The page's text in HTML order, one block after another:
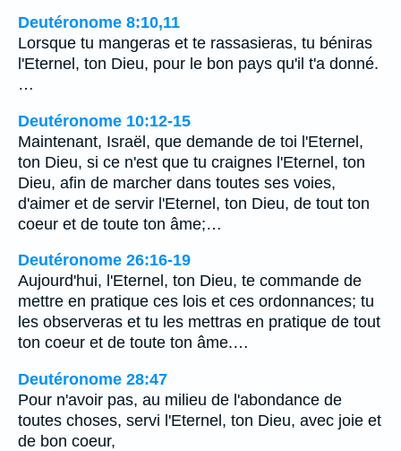
Deutéronome 8:10,11
Lorsque tu mangeras et te rassasieras, tu béniras
l'Eternel, ton Dieu, pour le bon pays qu'il t'a donné.
…
Deutéronome 10:12-15
Maintenant, Israël, que demande de toi l'Eternel,
ton Dieu, si ce n'est que tu craignes l'Eternel, ton
Dieu, afin de marcher dans toutes ses voies,
d'aimer et de servir l'Eternel, ton Dieu, de tout ton
coeur et de toute ton âme;…
Deutéronome 26:16-19
Aujourd'hui, l'Eternel, ton Dieu, te commande de
mettre en pratique ces lois et ces ordonnances; tu
les observeras et tu les mettras en pratique de tout
ton coeur et de toute ton âme.…
Deutéronome 28:47
Pour n'avoir pas, au milieu de l'abondance de
toutes choses, servi l'Eternel, ton Dieu, avec joie et
de bon coeur,